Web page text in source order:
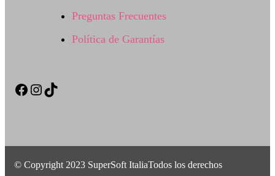
Preguntas Frecuentes
Política de Garantías
Facebook
Instagram
TikTok
© Copyright 2023 SuperSoft ItaliaTodos los derechos